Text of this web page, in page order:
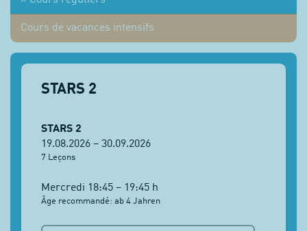
Cours de vacances intensifs
STARS 2
STARS 2
19.08.2026 – 30.09.2026
7 Leçons
Mercredi 18:45 – 19:45 h
Âge recommandé: ab 4 Jahren